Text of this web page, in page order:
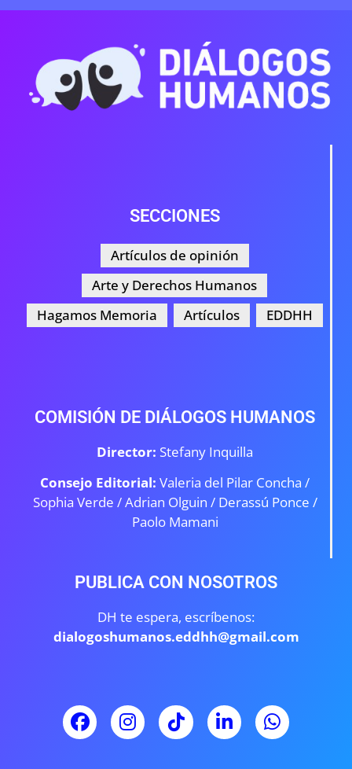
SECCIONES
Artículos de opinión
Arte y Derechos Humanos
Hagamos Memoria
Artículos EDDHH
COMISIÓN DE DIÁLOGOS HUMANOS
Director: Stefany Inquilla
Consejo Editorial: Valeria del Pilar Concha /
Sophia Verde /Adrian Olguin / Derassú Ponce /
Paolo Mamani
PUBLICA CON NOSOTROS
DH te espera, escríbenos:
dialogoshumanos.eddhh@gmail.com